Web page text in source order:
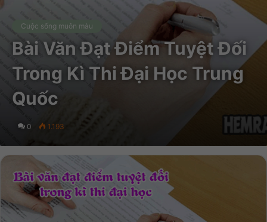
Cuộc sống muôn màu
Bài Văn Đạt Điểm Tuyệt Đối
Trong Kì Thi Đại Học Trung
Quốc
0 1.193